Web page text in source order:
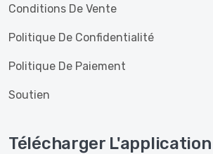
Conditions De Vente
Politique De Confidentialité
Politique De Paiement
Soutien
Télécharger L'application